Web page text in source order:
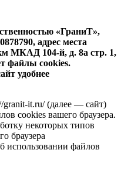
«ГраниТ»,
адрес места
МКАД 104-й, д. 8а стр. 1,
файлы cookies.
удобнее
granit-it.ru/ (далее — сайт)
cookies вашего браузера.
некоторых типов
браузера
использовании файлов